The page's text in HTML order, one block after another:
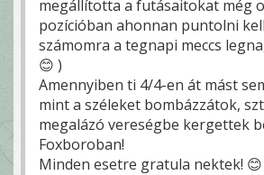
megállította a futásaitokat még
pozícióban ahonnan puntolni
számomra a tegnapi meccs
😊 )
Amennyiben ti 4/4-en át mást
mint a széleket bombázzátok,
megalázó vereségbe kergettek
Foxboroban!
Minden esetre gratula nektek! 😊